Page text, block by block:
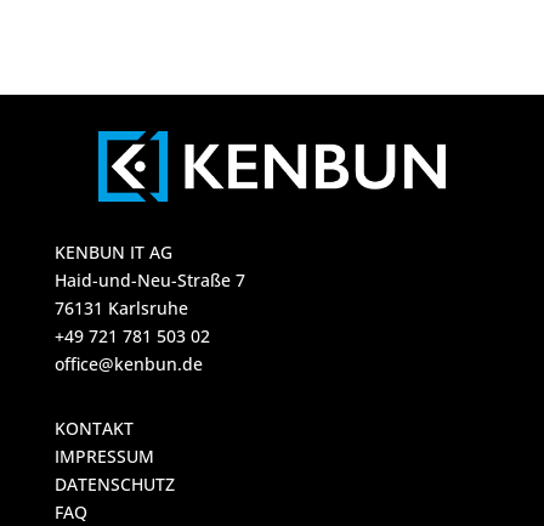
KENBUN IT AG
Haid-und-Neu-Straße 7
76131 Karlsruhe
+49 721 781 503 02
office@kenbun.de
KONTAKT
IMPRESSUM
DATENSCHUTZ
FAQ